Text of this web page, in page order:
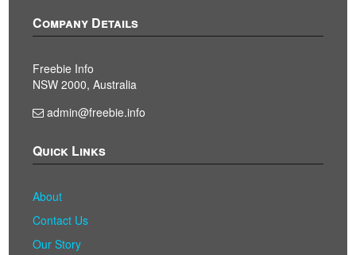
Company Details
Freebie Info
NSW 2000, Australia
admin@freebie.info
Quick Links
About
Contact Us
Our Story